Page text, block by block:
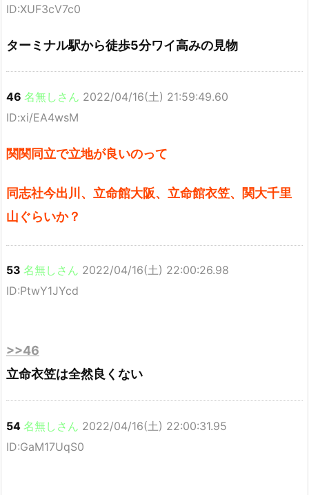
ID:XUF3cV7c0
ターミナル駅から徒歩5分ワイ高みの見物
46 名無しさん 2022/04/16(土) 21:59:49.60
ID:xi/EA4wsM
関関同立で立地が良いのって
同志社今出川、立命館大阪、立命館衣笠、関大千里
山ぐらいか？
53 名無しさん 2022/04/16(土) 22:00:26.98
ID:PtwY1JYcd
>>46
立命衣笠は全然良くない
54 名無しさん 2022/04/16(土) 22:00:31.95
ID:GaM17UqS0